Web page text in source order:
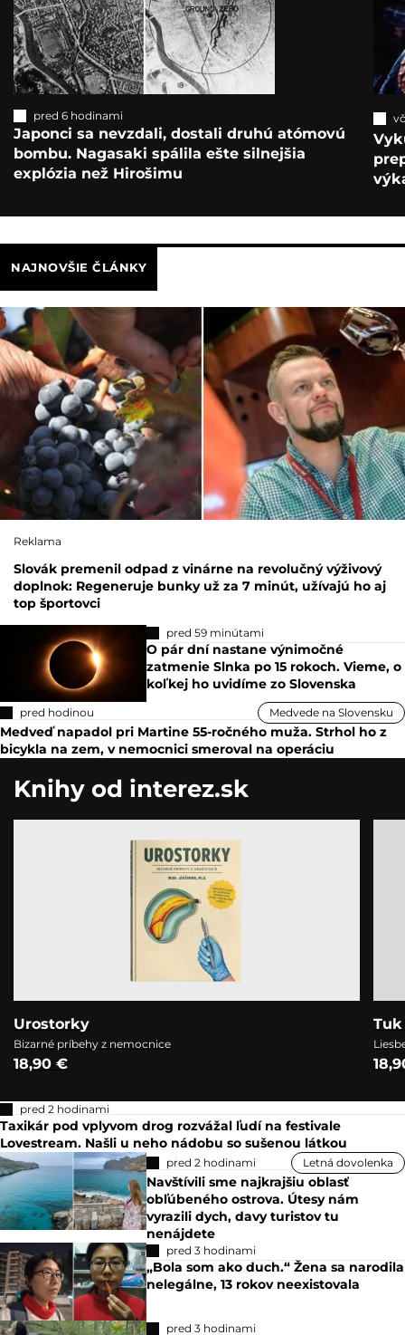
pred 6 hodinami
Japonci sa nevzdali, dostali druhú atómovú
bombu. Nagasaki spálila ešte silnejšia
explózia než Hirošimu
NAJNOVŠIE ČLÁNKY
Reklama
Slovák premenil odpad z vinárne na revolučný výživový
doplnok: Regeneruje bunky už za 7 minút, užívajú ho aj
top športovci
pred 59 minútami
O pár dní nastane výnimočné
zatmenie Slnka po 15 rokoch. Vieme, o
koľkej ho uvidíme zo Slovenska
pred hodinou Medvede na Slovensku
Medveď napadol pri Martine 55-ročného muža. Strhol ho z
bicykla na zem, v nemocnici smeroval na operáciu
Knihy od interez.sk
Urostorky
Bizarné príbehy z nemocnice
18,90 €
pred 2 hodinami
Taxikár pod vplyvom drog rozvážal ľudí na festivale
Lovestream. Našli u neho nádobu so sušenou látkou
pred 2 hodinami Letná dovolenka
Navštívili sme najkrajšiu oblasť
obľúbeného ostrova. Útesy nám
vyrazili dych, davy turistov tu
nenájdete
pred 3 hodinami
„Bola som ako duch.“ Žena sa narodila
nelegálne, 13 rokov neexistovala
pred 3 hodinami